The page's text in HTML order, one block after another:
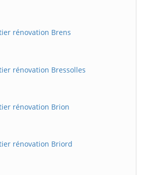
rénovation Brens
rénovation Bressolles
rénovation Brion
rénovation Briord